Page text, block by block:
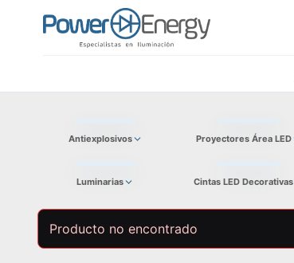
Antiexplosivos Proyectores Área LED
Luminarias Cintas LED Decorativas
Producto no encontrado